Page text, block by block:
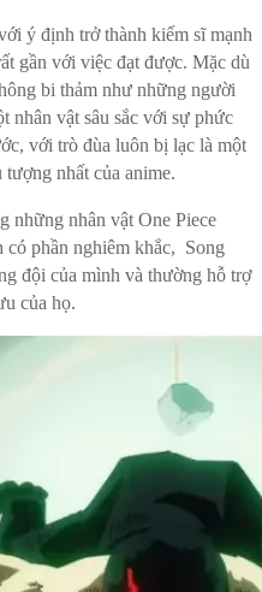
ý định trở thành kiếm sĩ mạnh
gần với việc đạt được. Mặc dù
bi thảm như những người
nhân vật sâu sắc với sự phức
với trò đùa luôn bị lạc là một
nhất của anime.
những nhân vật One Piece
có phần nghiêm khắc, Song
đội của mình và thường hỗ trợ
của họ.